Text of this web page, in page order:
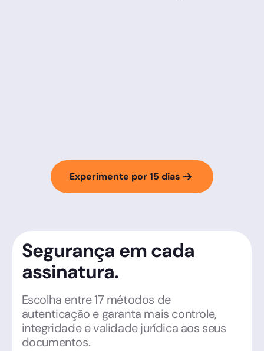
Experimente por 15 dias
Segurança em cada
assinatura.
Escolha entre 17 métodos de
autenticação e garanta mais controle,
integridade e validade jurídica aos seus
documentos.